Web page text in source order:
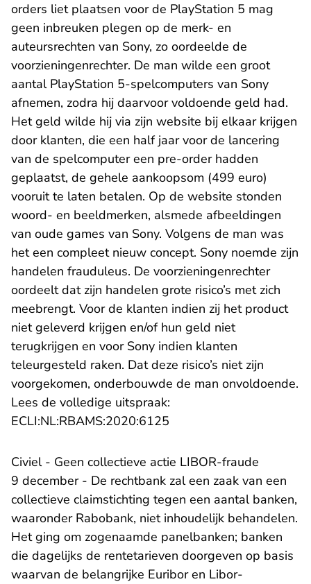
orders liet plaatsen voor de PlayStation 5 mag
geen inbreuken plegen op de merk- en
auteursrechten van Sony, zo oordeelde de
voorzieningenrechter. De man wilde een groot
aantal PlayStation 5-spelcomputers van Sony
afnemen, zodra hij daarvoor voldoende geld had.
Het geld wilde hij via zijn website bij elkaar krijgen
door klanten, die een half jaar voor de lancering
van de spelcomputer een pre-order hadden
geplaatst, de gehele aankoopsom (499 euro)
vooruit te laten betalen. Op de website stonden
woord- en beeldmerken, alsmede afbeeldingen
van oude games van Sony. Volgens de man was
het een compleet nieuw concept. Sony noemde zijn
handelen frauduleus. De voorzieningenrechter
oordeelt dat zijn handelen grote risico’s met zich
meebrengt. Voor de klanten indien zij het product
niet geleverd krijgen en/of hun geld niet
terugkrijgen en voor Sony indien klanten
teleurgesteld raken. Dat deze risico’s niet zijn
voorgekomen, onderbouwde de man onvoldoende.
Lees de volledige uitspraak:
ECLI:NL:RBAMS:2020:6125
Civiel - Geen collectieve actie LIBOR-fraude
9 december - De rechtbank zal een zaak van een
collectieve claimstichting tegen een aantal banken,
waaronder Rabobank, niet inhoudelijk behandelen.
Het ging om zogenaamde panelbanken; banken
die dagelijks de rentetarieven doorgeven op basis
waarvan de belangrijke Euribor en Libor-